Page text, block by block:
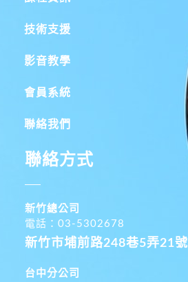
技術支援
影音教學
會員系統
聯絡我們
聯絡方式
新竹總公司
電話：03-5302678
新竹市埔前路248巷5弄21號
台中分公司